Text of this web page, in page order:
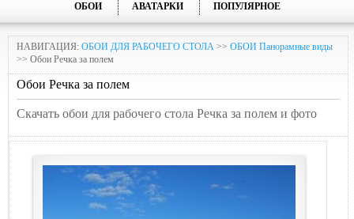
ОБОИ АВАТАРКИ ПОПУЛЯРНОЕ
НАВИГАЦИЯ: ОБОИ ДЛЯ РАБОЧЕГО СТОЛА >> ОБОИ Панорамные виды
>> Обои Речка за полем
Обои Речка за полем
Скачать обои для рабочего стола Речка за полем и фото